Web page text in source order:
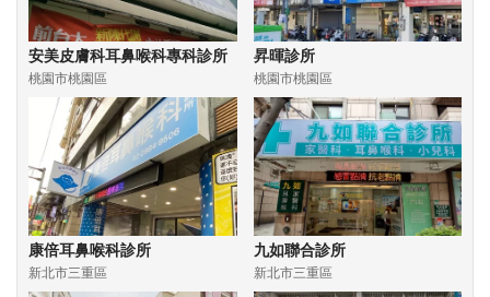
安美皮膚科耳鼻喉科專科診所
桃園市桃園區
昇暉診所
桃園市桃園區
康倍耳鼻喉科診所
新北市三重區
九如聯合診所
新北市三重區